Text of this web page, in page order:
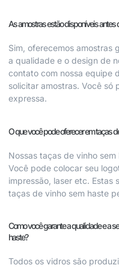
As amostras estão disponíveis
Sim, oferecemos amostras
a qualidade e o design de
contato com nossa equipe
solicitar amostras. Você só
expressa.
O que você pode oferecer em taças
Nossas taças de vinho
Você pode colocar seu
impressão, laser etc. Estas
taças de vinho sem haste
Como você garante a qualidade e a
haste?
Todos os vidros são